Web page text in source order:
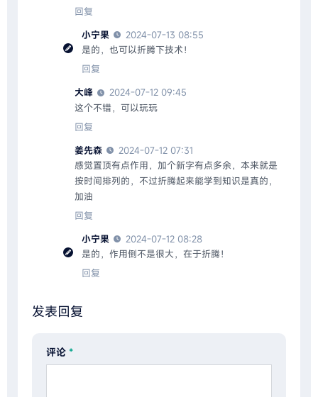
回复
小宁果
2024-07-13 08:55
是的，也可以折腾下技术！
回复
大峰
2024-07-12 09:45
这个不错，可以玩玩
回复
姜先森
2024-07-12 07:31
感觉置顶有点作用，加个新字有点多余，本来就是
按时间排列的，不过折腾起来能学到知识是真的，
加油
回复
小宁果
2024-07-12 08:28
是的，作用倒不是很大，在于折腾！
回复
发表回复
评论 *